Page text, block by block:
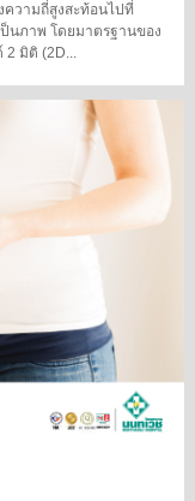
ความถี่สูงสะท้อนไปที่
นภาพ โดยมาตรฐานของ
2 มิติ (2D...